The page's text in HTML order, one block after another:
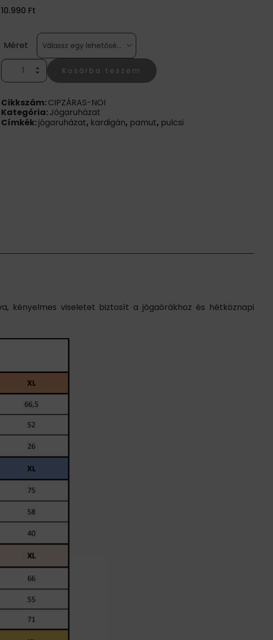
10.990 Ft
Méret Válassz egy lehetőséget
Női
pulóver
mennyiség
Kosárba teszem
Cikkszám:CIPZÁRAS-NOI
Kategória:Jógaruházat
Címkék:jógaruházat, kardigán, pamut, pulcsi
kényelmes viseletet biztosít a jógaórákhoz és hétköznapi